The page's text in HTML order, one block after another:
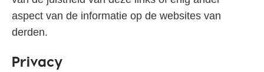
aspect van de informatie op de websites van
derden.
Privacy